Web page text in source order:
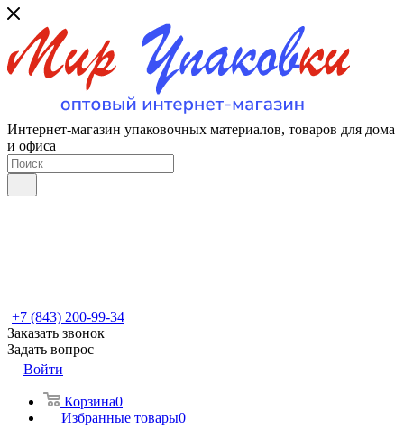
Интернет-магазин упаковочных материалов, товаров для дома
и офиса
+7 (843) 200-99-34
Заказать звонок
Задать вопрос
Войти
Корзина0
Избранные товары0